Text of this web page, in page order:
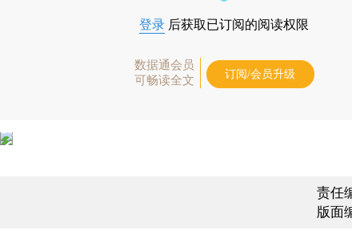
登录 后获取已订阅的阅读权限
数据通会员
可畅读全文
订阅/会员升级
责任
版面